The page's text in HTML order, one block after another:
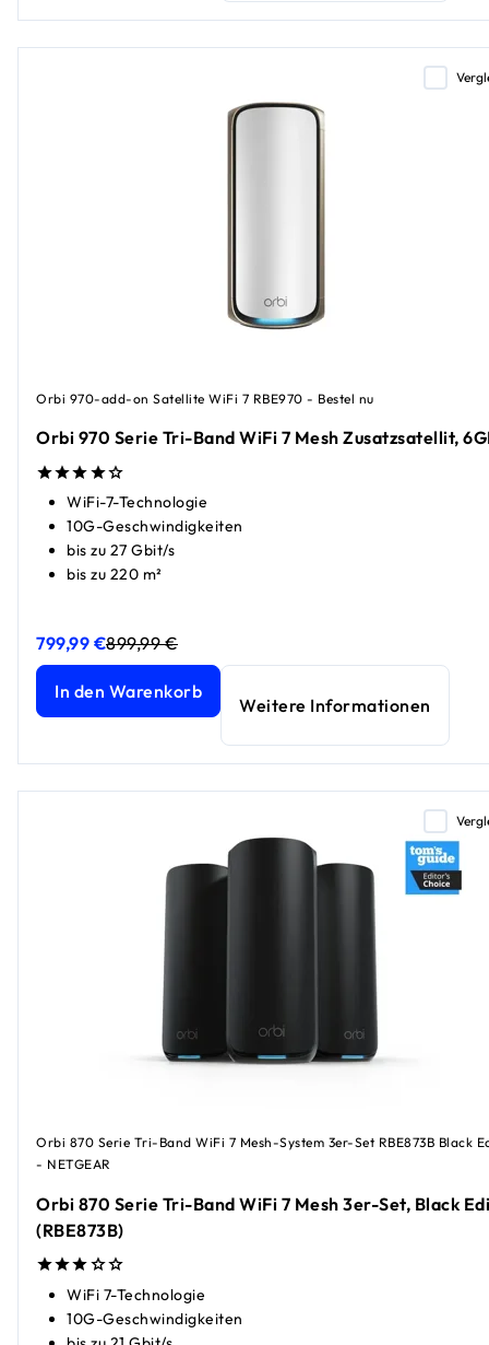
Orbi 970-add-on Satellite WiFi 7 RBE970 - Bestel nu
Orbi 970 Serie Tri-Band WiFi 7 Mesh Zusatzsatellit,
WiFi-7-Technologie
10G-Geschwindigkeiten
bis zu 27 Gbit/s
bis zu 220 m²
799,99 €
Orbi 970 Serie Tri-Band WiFi 7 Mesh Zusatzsatellit, 6GBit/s
899,99 €
Orbi 970 Serie Tri-Band WiFi 7 Mesh Zusatzsatellit, 6GBit/s
In den Warenkorb
Weitere Informationen
Orbi 870 Serie Tri-Band WiFi 7 Mesh-System 3er-Set RBE873B Black
- NETGEAR
Orbi 870 Serie Tri-Band WiFi 7 Mesh 3er-Set, Black
(RBE873B)
WiFi 7-Technologie
10G-Geschwindigkeiten